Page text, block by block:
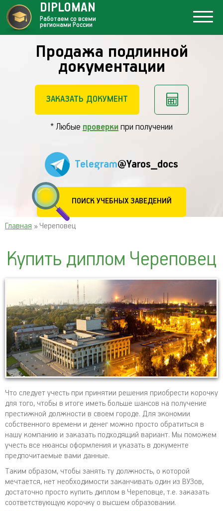
Продажа подлинной
документации
ЗАКАЗАТЬ ДОКУМЕНТ
* Любые проверки при получении
Telegram@Yaros_docs
ПОИСК УЧЕБНЫХ ЗАВЕДЕНИЙ
DIPLOMAN
Работаем со всеми
регионами России
Главная » Череповец
Купить диплом Череповец
Что следует учесть при принятии решения приобрести корочку
для того, чтобы в итоге иметь больше шансов на получение
престижной должности в своем городе. Для экономии
собственного времени и денег можно просто обратиться в
нашу компанию и заказать подходящий вариант. Мы поможем
учесть все нюансы оформления и указать в документе
предпочитаемые вами данные.
Таким образом, чтобы занять ту должность, о которой
мечтается, нет необходимости заканчивать один из ВУЗов,
достаточно просто купить диплом в Череповце, т.е. заказать
соответствующую корочку о высшем образовании.